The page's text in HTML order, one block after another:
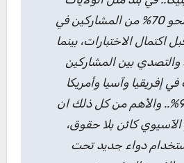
المتحدة ينسحب نحو 70% من المشاركين في
اكتمال الاختبارات، بينما
والتصدي بين المشاركين
إفريقيا وآسيا وأمريكا
اللاتينية فوق الـ99%.. والأهم من كل ذلك ان
الآسيوي كائن بلا حقوق،
دواء جديد تحت